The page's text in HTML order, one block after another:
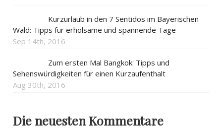
Kurzurlaub in den 7 Sentidos im Bayerischen
Wald: Tipps für erholsame und spannende Tage
Sep 14th, 2016
Zum ersten Mal Bangkok: Tipps und
Sehenswürdigkeiten für einen Kurzaufenthalt
Aug 30th, 2016
Die neuesten Kommentare